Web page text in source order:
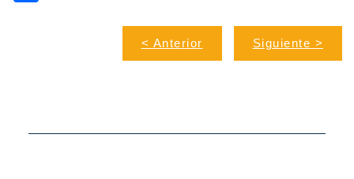
< Anterior Siguiente >